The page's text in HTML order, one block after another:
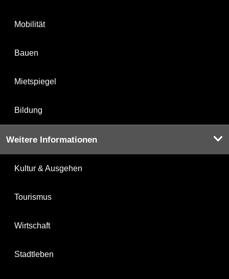
Mobilität
Bauen
Mietspiegel
Bildung
Weitere Informationen
Kultur & Ausgehen
Tourismus
Wirtschaft
Stadtleben